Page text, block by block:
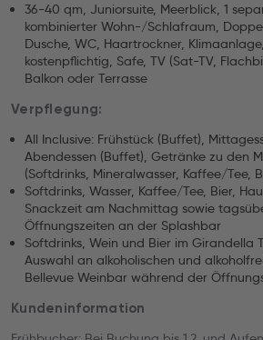
36-40 qm, Juniorsuite, Meerblick, 1
kombinierter Wohn-/Schlafraum,
Dusche, WC, Haartrockner,
kostenpflichtig, Safe, TV (Sat-TV,
Balkon oder Terrasse
Verpflegung:
All Inclusive: Frühstück (Buffet),
Abendessen (Buffet), Getränke zu den
(Softdrinks, Mineralwasser, Kaffee/Tee,
Softdrinks, Wasser, Kaffee/Tee, Bier,
Snackzeit am Nachmittag sowie
Öffnungszeiten an der Splashbar
Softdrinks, Wein und Bier im Girandella
Auswahl an alkoholischen und
Bellevue Weinbar während der
Kundeninformation